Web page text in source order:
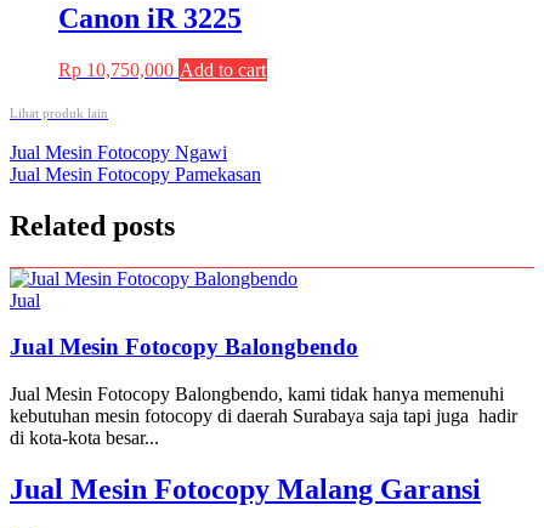
Canon iR 3225
Rp 10,750,000 Add to cart
Lihat produk lain
Post
navigation
Jual Mesin Fotocopy Ngawi
Jual Mesin Fotocopy Pamekasan
Related posts
Jual
Jual Mesin Fotocopy Balongbendo
Jual Mesin Fotocopy Balongbendo, kami tidak hanya memenuhi
kebutuhan mesin fotocopy di daerah Surabaya saja tapi juga hadir
di kota-kota besar...
Jual Mesin Fotocopy Malang Garansi